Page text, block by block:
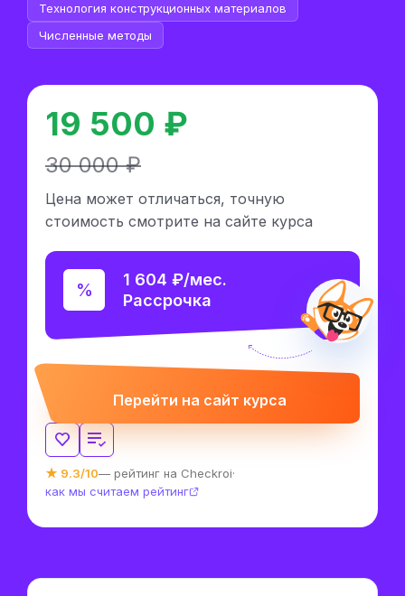
Технология конструкционных материалов
Численные методы
19 500 ₽
30 000 ₽
Цена может отличаться, точную
стоимость смотрите на сайте курса
1 604 ₽/мес.
Рассрочка
Перейти на сайт курса
★ 9.3/10— рейтинг на Checkroi·
как мы считаем рейтинг